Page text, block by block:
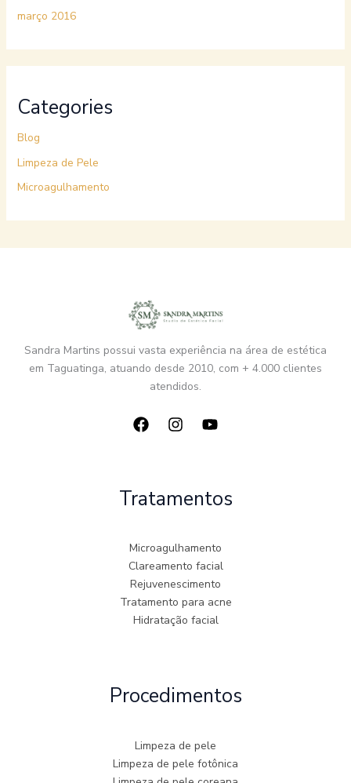
março 2016
Categories
Blog
Limpeza de Pele
Microagulhamento
Sandra Martins possui vasta experiência na área de estética
em Taguatinga, atuando desde 2010, com + 4.000 clientes
atendidos.
Tratamentos
Microagulhamento
Clareamento facial
Rejuvenescimento
Tratamento para acne
Hidratação facial
Procedimentos
Limpeza de pele
Limpeza de pele fotônica